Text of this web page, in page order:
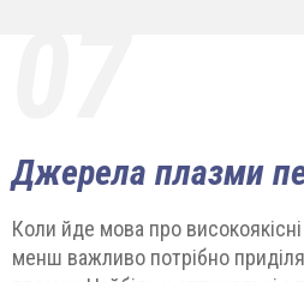
Джерела плазми
Коли йде мова про
менш важливо потрібно